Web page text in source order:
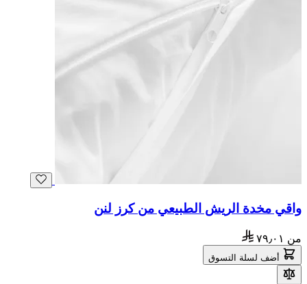
واقي مخدة الريش الطبيعي من كرز لنن
من ٧٩٫٠١
أضف لسلة التسوق